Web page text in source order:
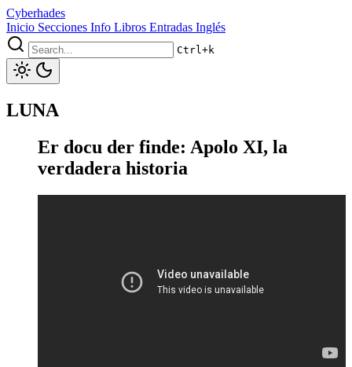
Cyberhades
Inicio Secciones Info Libros Entradas Inglés
Ctrl+k
LUNA
Er docu der finde: Apolo XI, la
verdadera historia